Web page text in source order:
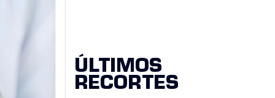
ÚLTIMOS
RECORTES